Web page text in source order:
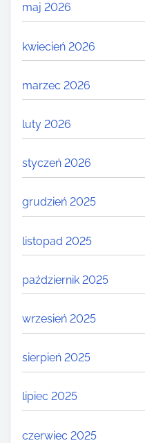
maj 2026
kwiecień 2026
marzec 2026
luty 2026
styczeń 2026
grudzień 2025
listopad 2025
październik 2025
wrzesień 2025
sierpień 2025
lipiec 2025
czerwiec 2025